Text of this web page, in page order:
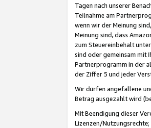
Tagen nach unserer
Teilnahme am
wenn wir der Meinung
Meinung sind, dass
zum Steuereinbehalt
sind oder gemeinsam mit
Partnerprogramm in der
der Ziffer 5 und jeder
Wir dürfen angefallene
Betrag ausgezahlt wird
Mit Beendigung dieser
Lizenzen/